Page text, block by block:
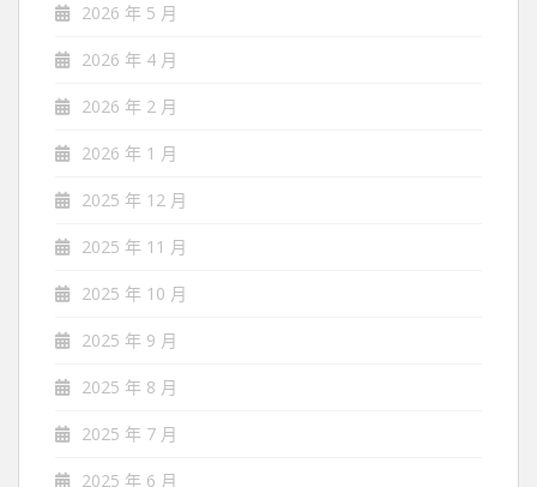
2026 年 5 月
2026 年 4 月
2026 年 2 月
2026 年 1 月
2025 年 12 月
2025 年 11 月
2025 年 10 月
2025 年 9 月
2025 年 8 月
2025 年 7 月
2025 年 6 月